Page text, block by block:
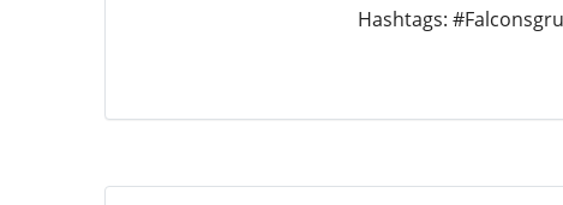
Hashtags: